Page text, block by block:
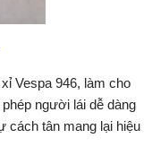
Vespa 946, làm cho
người lái dễ dàng
cách tân mang lại hiệu